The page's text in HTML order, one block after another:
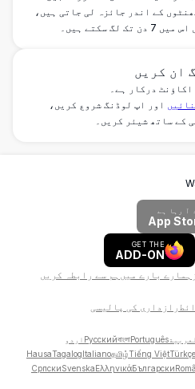
تر جمع کرائی گئیں 24 گھنٹوں کے اندر جائزہ لی جاتی ہیں،
سکتے ہیں۔
ان کریں
درکار ہے۔
اور اپ لوڈنگ شروع کریں،
کے ساتھ شیئر کریں۔
آ رہا ہے
App
GET THE
ADD-ON
ہمارے بارے میں ہم سے رابطہ کریں
رازداری کی پالیسی
Português
বাংলা
Русский اردو
Türkçe
Tiếng Việt
தமிழ்
Italiano
Tagalog
Hausa
Български
Ελληνικά
Svenska
Српски